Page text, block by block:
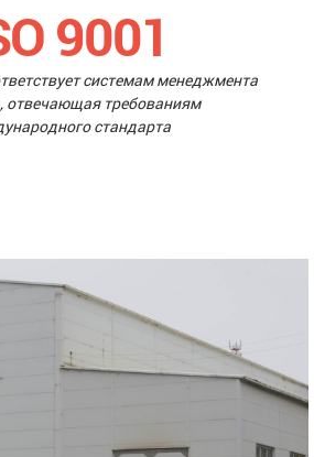
9001
системам менеджмента
отвечающая требованиям
стандарта